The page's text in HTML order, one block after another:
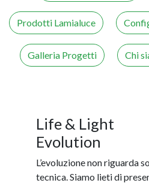
Prodotti Lamialuce
Galleria Progetti Chi
Life & Light
Evolution
L’evoluzione non riguarda
tecnica. Siamo lieti di